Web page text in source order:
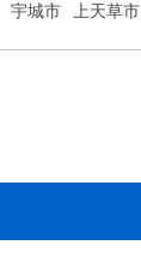
宇城市 上天草市